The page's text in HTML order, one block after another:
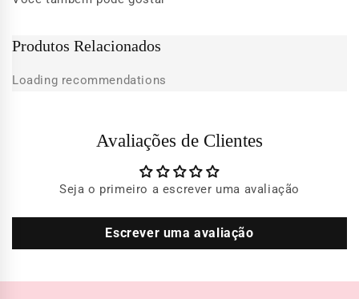
Produtos Relacionados
Loading recommendations
Avaliações de Clientes
Seja o primeiro a escrever uma avaliação
Escrever uma avaliação